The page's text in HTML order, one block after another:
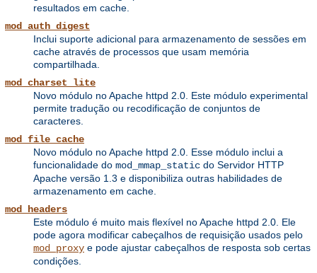
resultados em cache.
mod_auth_digest
Inclui suporte adicional para armazenamento de sessões em
cache através de processos que usam memória
compartilhada.
mod_charset_lite
Novo módulo no Apache httpd 2.0. Este módulo experimental
permite tradução ou recodificação de conjuntos de
caracteres.
mod_file_cache
Novo módulo no Apache httpd 2.0. Esse módulo inclui a
funcionalidade do mod_mmap_static do Servidor HTTP
Apache versão 1.3 e disponibiliza outras habilidades de
armazenamento em cache.
mod_headers
Este módulo é muito mais flexível no Apache httpd 2.0. Ele
pode agora modificar cabeçalhos de requisição usados pelo
mod_proxy e pode ajustar cabeçalhos de resposta sob certas
condições.